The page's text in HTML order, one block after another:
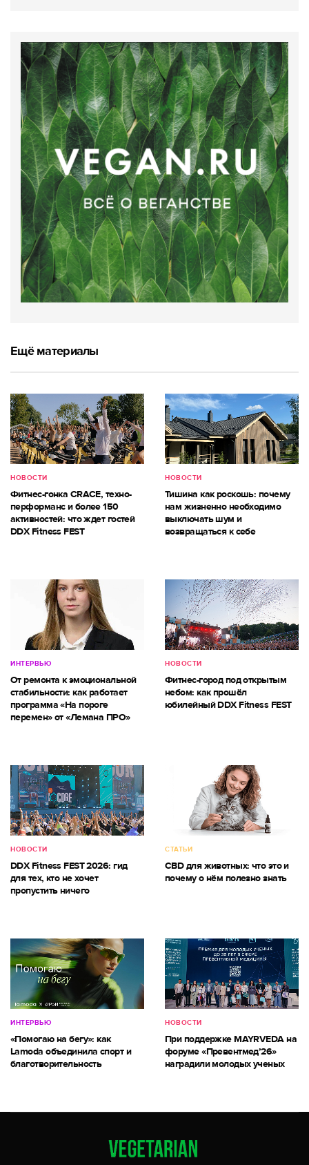
Ещё материалы
НОВОСТИ
Фитнес-гонка CRACE, техно-
перформанс и более 150
активностей: что ждет гостей
DDX Fitness FEST
НОВОСТИ
Тишина как роскошь: почему
нам жизненно необходимо
выключать шум и
возвращаться к себе
ИНТЕРВЬЮ
От ремонта к эмоциональной
стабильности: как работает
программа «На пороге
перемен» от «Лемана ПРО»
НОВОСТИ
Фитнес-город под открытым
небом: как прошёл
юбилейный DDX Fitness FEST
НОВОСТИ
DDX Fitness FEST 2026: гид
для тех, кто не хочет
пропустить ничего
СТАТЬИ
CBD для животных: что это и
почему о нём полезно знать
ИНТЕРВЬЮ
«Помогаю на бегу»: как
Lamoda объединила спорт и
благотворительность
НОВОСТИ
При поддержке MAYRVEDA на
форуме «Превентмед’26»
наградили молодых ученых